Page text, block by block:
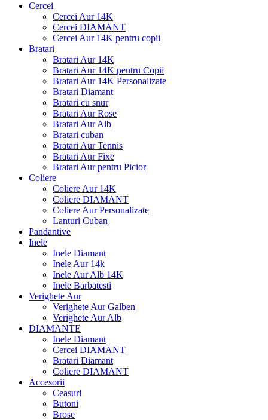
Cercei
Cercei Aur 14K
Cercei DIAMANT
Cercei Aur 14K pentru copii
Bratari
Bratari Aur 14K
Bratari Aur 14K pentru Copii
Bratari Aur 14K Personalizate
Bratari Diamant
Bratari cu snur
Bratari Aur Rose
Bratari Aur Alb
Bratari cuban
Bratari Aur Tennis
Bratari Aur Fixe
Bratari Aur pentru Picior
Coliere
Coliere Aur 14K
Coliere DIAMANT
Coliere Aur Personalizate
Lanturi Cuban
Pandantive
Inele
Inele Diamant
Inele Aur 14k
Inele Aur Alb 14K
Inele Barbatesti
Verighete Aur
Verighete Aur Galben
Verighete Aur Alb
DIAMANTE
Inele Diamant
Cercei DIAMANT
Bratari Diamant
Coliere DIAMANT
Accesorii
Ceasuri
Butoni
Brose